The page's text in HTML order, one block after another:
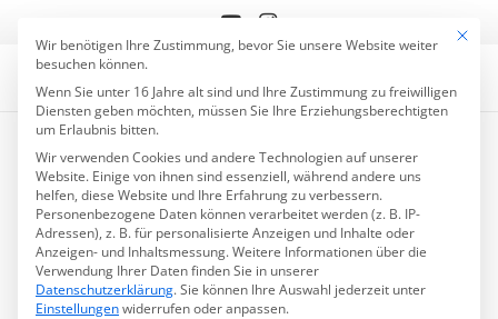
Platzhalterinhalt vonYouTube
. Um auf
den eigentlichen Inhalt zuzugreifen,
klicken Sie auf die Schaltfläche unten.
Bitte beachten Sie, dass dabei Daten an
Drittanbieter weitergegeben werden.
Mehr Informationen
Inhalt entsperren
Mit
Wir benötigen Ihre Zustimmung, bevor Sie unsere Website weiter
besuchen können.
Wenn Sie unter 16 Jahre alt sind und Ihre Zustimmung zu freiwilligen
Diensten geben möchten, müssen Sie Ihre Erziehungsberechtigten
um Erlaubnis bitten.
Wir verwenden Cookies und andere Technologien auf unserer
Website. Einige von ihnen sind essenziell, während andere uns
helfen, diese Website und Ihre Erfahrung zu verbessern.
Personenbezogene Daten können verarbeitet werden (z. B. IP-
Adressen), z. B. für personalisierte Anzeigen und Inhalte oder
Anzeigen- und Inhaltsmessung.Weitere Informationen über die
Verwendung Ihrer Daten finden Sie in unserer
Datenschutzerklärung.Sie können Ihre Auswahl jederzeit unter
Einstellungenwiderrufen oder anpassen.